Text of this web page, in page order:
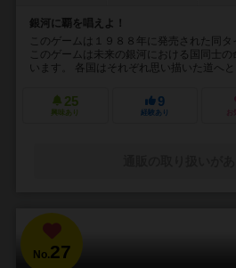
銀河に覇を唱えよ！
このゲームは１９８８年に発売された同タ
このゲームは未来の銀河における国同士
います。 各国はそれぞれ思い描いた道へと
25
興味あり
9
経験あり
No.27